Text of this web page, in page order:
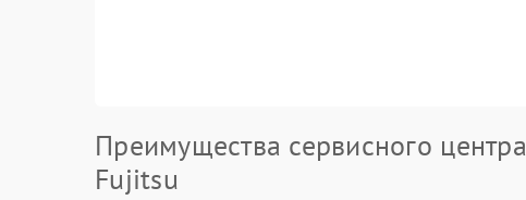
Преимущества сервисного центра
Fujitsu